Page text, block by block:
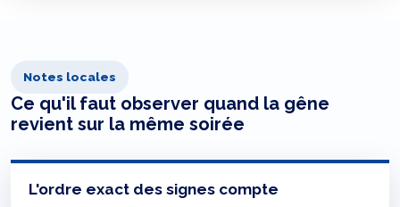
Notes locales
Ce qu'il faut observer quand la gêne
revient sur la même soirée
L'ordre exact des signes compte